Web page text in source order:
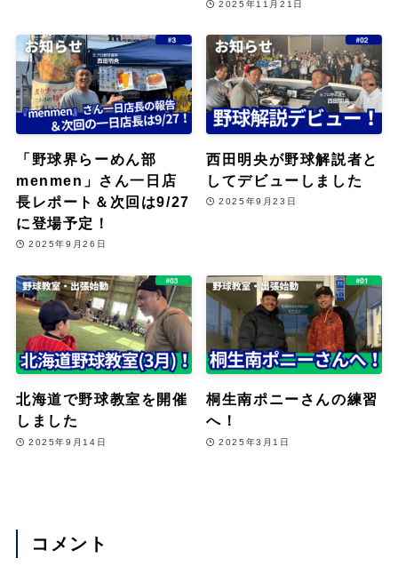
2025年11月21日
「野球界らーめん部
menmen」さん一日店
長レポート＆次回は9/27
に登場予定！
2025年9月26日
西田明央が野球解説者と
してデビューしました
2025年9月23日
北海道で野球教室を開催
しました
2025年9月14日
桐生南ポニーさんの練習
へ！
2025年3月1日
コメント